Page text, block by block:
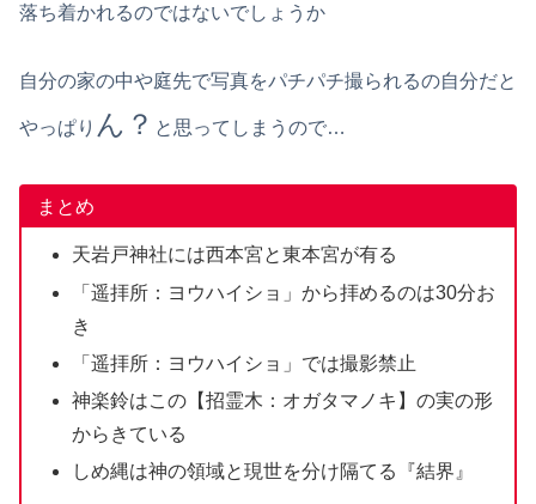
落ち着かれるのではないでしょうか
自分の家の中や庭先で写真をパチパチ撮られるの自分だと
やっぱり ん？ と思ってしまうので…
まとめ
天岩戸神社には西本宮と東本宮が有る
「遥拝所：ヨウハイショ」から拝めるのは30分お
き
「遥拝所：ヨウハイショ」では撮影禁止
神楽鈴はこの【招霊木：オガタマノキ】の実の形
からきている
しめ縄は神の領域と現世を分け隔てる『結界』